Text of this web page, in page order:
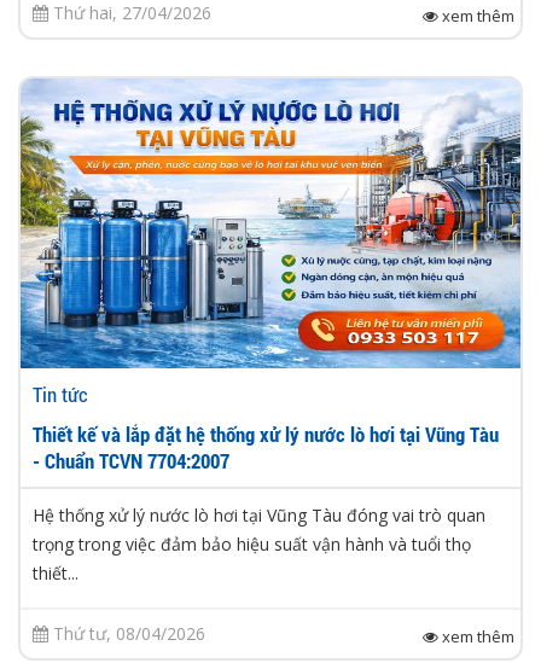
Thứ hai, 27/04/2026 xem thêm
Tin tức
Thiết kế và lắp đặt hệ thống xử lý nước lò hơi tại Vũng Tàu
- Chuẩn TCVN 7704:2007
Hệ thống xử lý nước lò hơi tại Vũng Tàu đóng vai trò quan
trọng trong việc đảm bảo hiệu suất vận hành và tuổi thọ
thiết...
Thứ tư, 08/04/2026 xem thêm